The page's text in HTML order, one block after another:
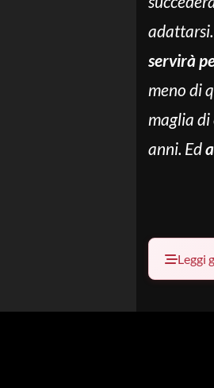
adattarsi.
servirà
meno di
maglia
anni. Ed
Leggi